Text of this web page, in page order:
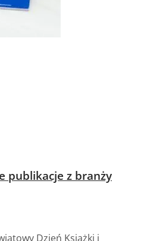
publikacje z branży
Dzień Książki i